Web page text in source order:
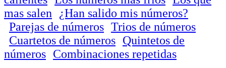
mas salen
¿Han salido mis números?
Parejas de números Trios de números
Cuartetos de números Quintetos de
números Combinaciones repetidas